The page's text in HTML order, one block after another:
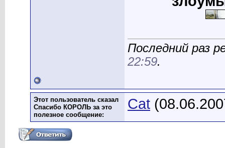
Последний раз
22:59.
Этот пользователь сказал
Спасибо КОРОЛЬ за это
полезное сообщение:
Cat